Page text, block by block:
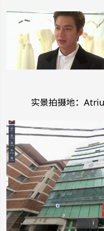
实景拍摄地：